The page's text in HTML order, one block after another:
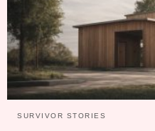
SURVIVOR STORIES